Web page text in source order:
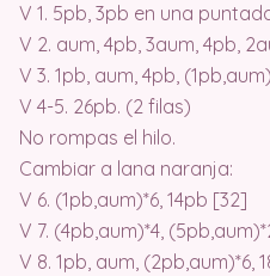
V 1. 5pb, 3pb en una
V 2. aum, 4pb, 3aum, 4pb,
V 3. 1pb, aum, 4pb,
V 4-5. 26pb. (2 filas)
No rompas el hilo.
Cambiar a lana naranja:
V 6. (1pb,aum)*6, 14pb [32]
V 7. (4pb,aum)*4,
V 8. 1pb, aum, (2pb,aum)*6,